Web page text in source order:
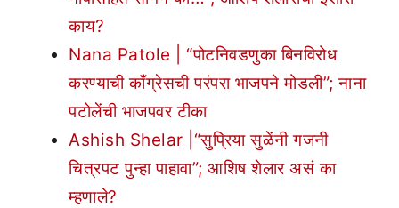
काय?
Nana Patole | “पोटनिवडणुका बिनविरोध
करण्याची काँग्रेसची परंपरा भाजपने मोडली”; नाना
पटोलेंची भाजपवर टीका
Ashish Shelar |“सुप्रिया सुळेंनी गजनी
चित्रपट पुन्हा पाहावा”; आशिष शेलार असं का
म्हणाले?